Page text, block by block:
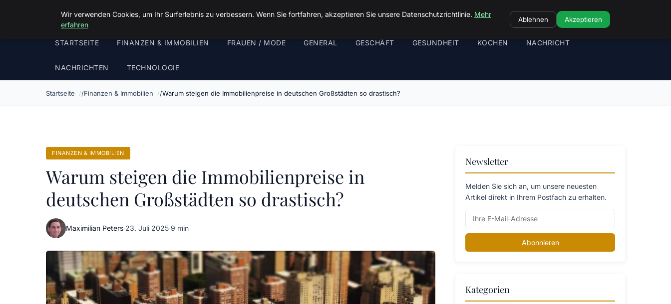
Luther In Bs
STARTSEITE FINANZEN & IMMOBILIEN FRAUEN / MODE GENERAL GESCHÄFT GESUNDHEIT KOCHEN NACHRICHT
NACHRICHTEN TECHNOLOGIE
Startseite Finanzen & Immobilien Warum steigen die Immobilienpreise in deutschen Großstädten so drastisch?
FINANZEN & IMMOBILIEN
Warum steigen die Immobilienpreise in
deutschen Großstädten so drastisch?
Maximilian Peters·23. Juli 2025·9 min
Newsletter
Melden Sie sich an, um unsere neuesten
Artikel direkt in Ihrem Postfach zu erhalten.
Abonnieren
Kategorien
Wir verwenden Cookies, um Ihr Surferlebnis zu verbessern. Wenn Sie fortfahren, akzeptieren Sie unsere Datenschutzrichtlinie. Mehr
erfahren
Ablehnen Akzeptieren